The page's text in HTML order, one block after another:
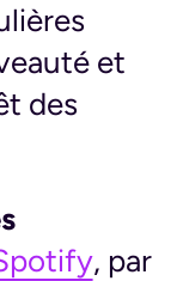
et
des
, par